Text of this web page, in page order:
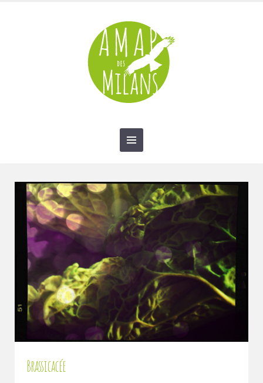
contact@amap-des-milans.fr
Brassicacée